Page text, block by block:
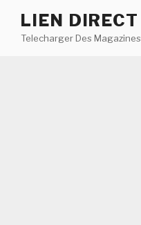
contenu
LIEN DIRECT
Telecharger Des